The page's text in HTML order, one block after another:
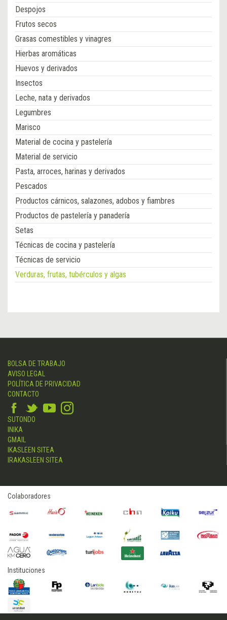
Despojos
Frutos secos
Grasas comestibles y vinagres
Hierbas aromáticas
Huevos y derivados
Insectos
Leche, nata y derivados
Legumbres
Marisco
Material de cocina y pastelería
Material de servicio
Pasta, arroces, harinas y derivados
Pescados
Productos cárnicos, salazones, adobos y fiambres
Productos de pastelería y panadería
Setas
Técnicas de cocina y pastelería
Técnicas de servicio
Verduras, frutas, tubérculos y algas
BOLSA DE TRABAJO
AVISO LEGAL
POLÍTICA DE PRIVACIDAD
CONTACTO
SUTONDO
INIKA
GMAIL
IKASLEEN SITEA
IRAKASLEEN SITEA
Colaboradores
Instituciones